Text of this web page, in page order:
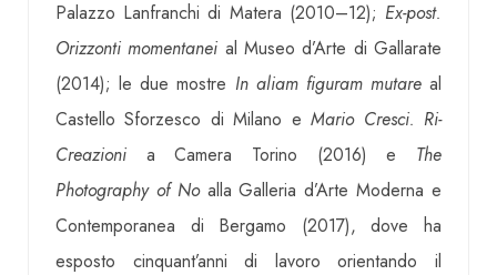
Palazzo Lanfranchi di Matera (2010–12); Ex-post.
Orizzonti momentanei al Museo d’Arte di Gallarate
(2014); le due mostre In aliam figuram mutareal
Castello Sforzesco di Milano eMario Cresci. Ri-
Creazioni a Camera Torino (2016) e The
Photography of Noalla Galleria d’Arte Moderna e
Contemporanea di Bergamo (2017), dove ha
esposto cinquant’anni di lavoro orientando il